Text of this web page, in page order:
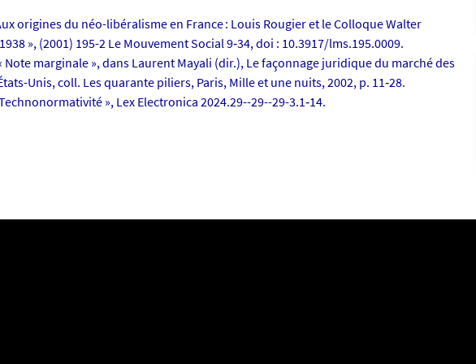
origines du néo-libéralisme en France : Louis Rougier et le Colloque Walter
», (2001) 195-2 Le Mouvement Social 9‑34, doi : 10.3917/lms.195.0009.
Note marginale », dans Laurent Mayali (dir.), Le façonnage juridique du marché des
Unis, coll. Les quarante piliers, Paris, Mille et une nuits, 2002, p. 11‑28.
», Lex Electronica 2024.29--29--29-3.1‑14.